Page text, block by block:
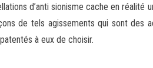
d’anti sionisme cache en
de tels agissements qui sont
à eux de choisir.